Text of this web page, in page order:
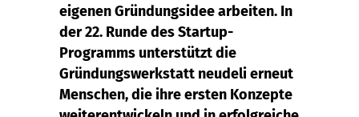
eigenen Gründungsidee arbeiten. In
der 22. Runde des Startup-
Programms unterstützt die
Gründungswerkstatt neudeli erneut
Menschen, die ihre ersten Konzepte